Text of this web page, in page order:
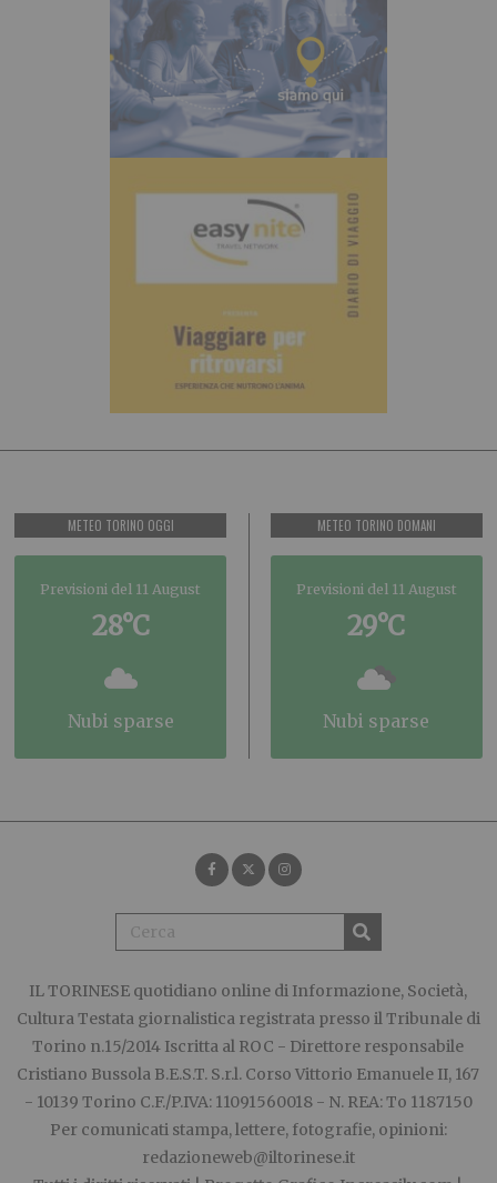
METEO TORINO OGGI
Previsioni del 11 August
28°C
nubi sparse
METEO TORINO DOMANI
Previsioni del 11 August
29°C
nubi sparse
IL TORINESE quotidiano online di Informazione, Società,
Cultura Testata giornalistica registrata presso il Tribunale di
Torino n.15/2014 Iscritta al ROC - Direttore responsabile
Cristiano Bussola B.E.S.T. S.r.l. Corso Vittorio Emanuele II, 167
- 10139 Torino C.F./P.IVA: 11091560018 - N. REA: To 1187150
Per comunicati stampa, lettere, fotografie, opinioni:
redazioneweb@iltorinese.it